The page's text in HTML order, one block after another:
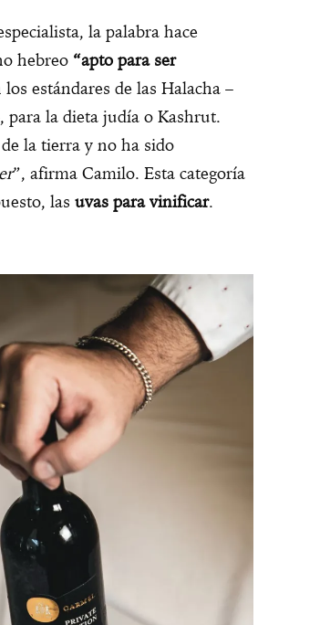
la palabra hace
hebreo “apto para ser
los estándares de las Halacha –
para la dieta judía o Kashrut.
la tierra y no ha sido
”, afirma Camilo. Esta categoría
las uvas para vinificar.